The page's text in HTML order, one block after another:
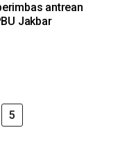
antrean
Jakbar
5